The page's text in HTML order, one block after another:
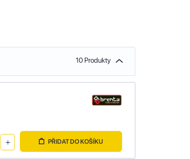
10 Produkty
PŘIDAT DO KOŠÍKU